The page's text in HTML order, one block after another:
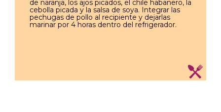
de naranja, los ajos picados, el chile habanero, la
cebolla picada y la salsa de soya. Integrar las
pechugas de pollo al recipiente y dejarlas
marinar por 4 horas dentro del refrigerador.